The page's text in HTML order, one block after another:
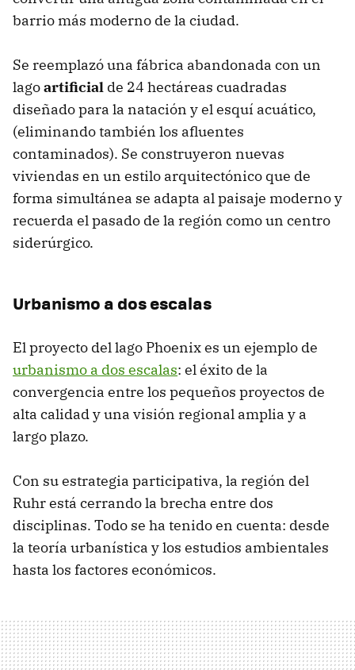
barrio más moderno de la ciudad.
Se reemplazó una fábrica abandonada con un
lagoartificial de 24 hectáreas cuadradas
diseñado para la natación y el esquí acuático,
(eliminando también los afluentes
contaminados). Se construyeron nuevas
viviendas en un estilo arquitectónico que de
forma simultánea se adapta al paisaje moderno y
recuerda el pasado de la región como un centro
siderúrgico.
Urbanismo a dos escalas
El proyecto del lago Phoenix es un ejemplo de
urbanismo a dos escalas: el éxito de la
convergencia entre los pequeños proyectos de
alta calidad y una visión regional amplia y a
largo plazo.
Con su estrategia participativa, la región del
Ruhr está cerrando la brecha entre dos
disciplinas. Todo se ha tenido en cuenta: desde
la teoría urbanística y los estudios ambientales
hasta los factores económicos.